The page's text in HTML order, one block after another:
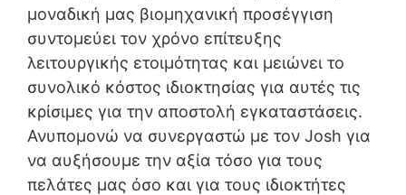
μοναδική μας βιομηχανική προσέγγιση
συντομεύει τον χρόνο επίτευξης
λειτουργικής ετοιμότητας και μειώνει το
συνολικό κόστος ιδιοκτησίας για αυτές τις
κρίσιμες για την αποστολή εγκαταστάσεις.
Ανυπομονώ να συνεργαστώ με τον Josh για
να αυξήσουμε την αξία τόσο για τους
πελάτες μας όσο και για τους ιδιοκτήτες